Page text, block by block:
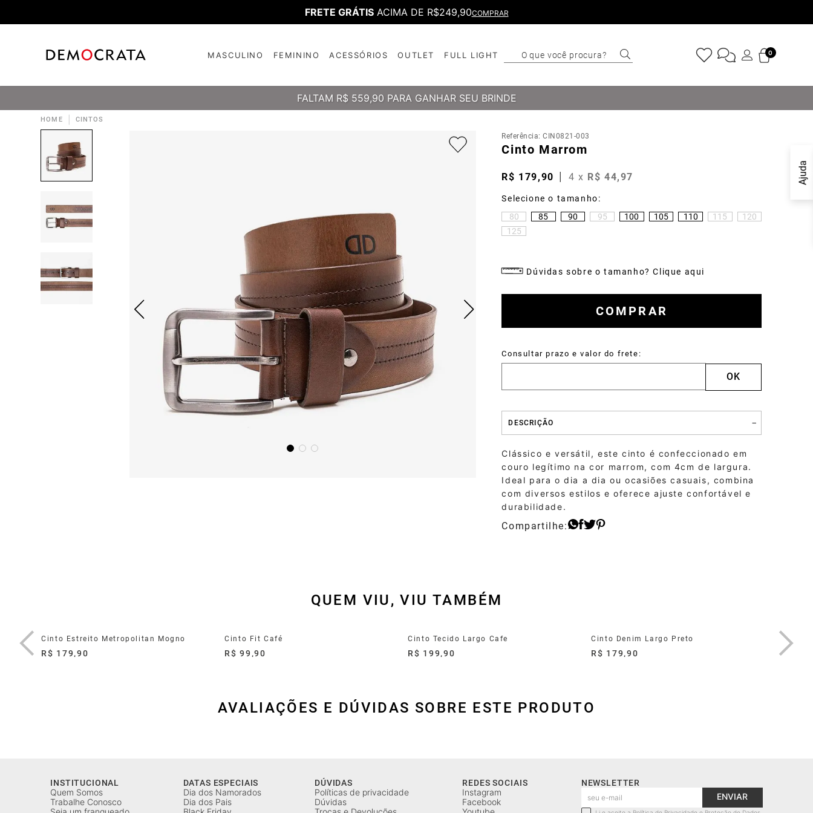
FRETE GRÁTISACIMA DE R$249,90COMPRAR
MASCULINO FEMININO ACESSÓRIOS OUTLET FULL LIGHT O que você procura?
TERMOS MAIS
Cinto
Mocassim
Bota
Tênis
Carteira
0
FALTAM R$ 559,90 PARA GANHAR SEU BRINDE
Ajuda
HOME CINTOS
Referência:CIN0821-003
Cinto Marrom
R$ 179,90 4 x R$ 44,97
80 85 90 95 100 105 110 115
120
125
Dúvidas sobre o tamanho? Clique aqui
COMPRAR
DESCRIÇÃO
Clássico e versátil, este cinto é confeccionado em
couro legítimo na cor marrom, com 4cm de largura.
Ideal para o dia a dia ou ocasiões casuais, combina
com diversos estilos e oferece ajuste confortável e
durabilidade.
QUEM VIU, VIU TAMBÉM
Cinto Estreito Metropolitan Mogno
R$ 179,90
Cinto Fit Café
R$ 99,90
Cinto Tecido Largo Cafe
R$ 199,90
Cinto Denim Largo Preto
R$ 179,90
Cinto
R$
AVALIAÇÕES E DÚVIDAS SOBRE ESTE PRODUTO
INSTITUCIONAL
Quem Somos
Trabalhe Conosco
DATAS ESPECIAIS
Dia dos Namorados
Dia dos Pais
DÚVIDAS
Políticas de privacidade
Dúvidas
REDES SOCIAIS
Instagram
Facebook
NEWSLETTER
ENVIAR